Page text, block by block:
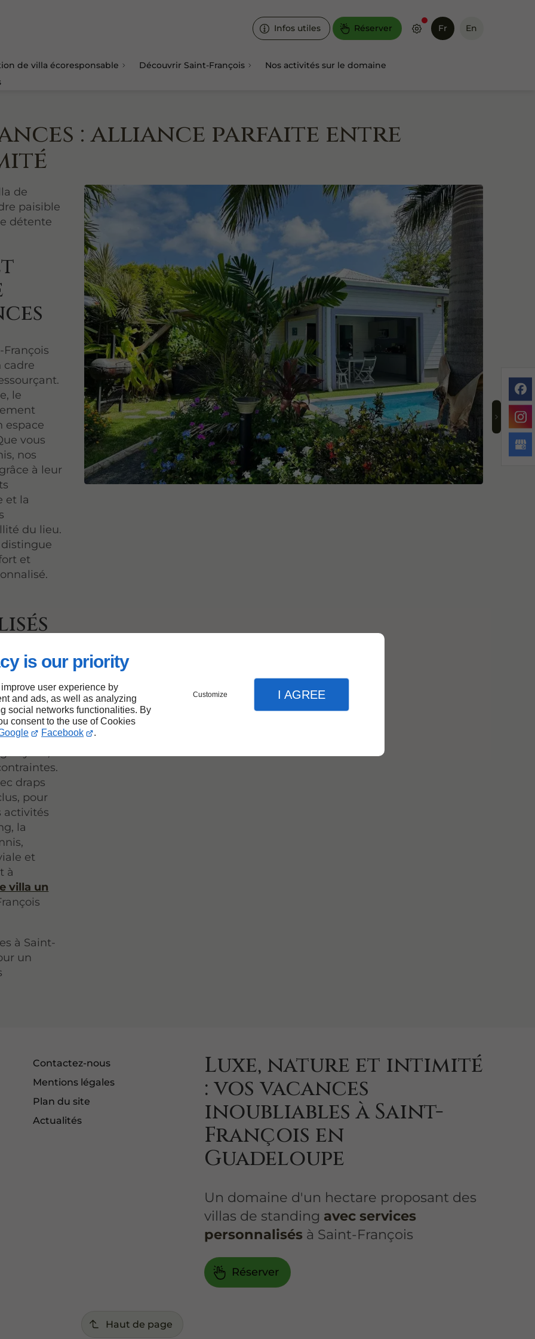
is our priority
user experience by
and ads, as well as analyzing
social networks functionalities. By
consent to the use of Cookies
Facebook .
Customize I AGREE
Infos utiles Réserver Fr En
de villa écoresponsable Découvrir Saint-François
Nos activités sur le domaine
: alliance parfaite entre
de
paisible
détente
François
cadre
le
espace
vous
nos
à leur
et la
du lieu.
distingue
et
de
à à
c’est
dédié.
Sylvie,
draps
pour
activités
la
et
à
villa un
à Saint-
un
Contactez-nous
Mentions légales
Plan du site
Actualités
Luxe, nature et intimité
: vos vacances
inoubliables à Saint-
François en
Guadeloupe
Un domaine d'un hectare proposant des
villas de standing avec services
personnalisés à Saint-François
Réserver
Haut de page